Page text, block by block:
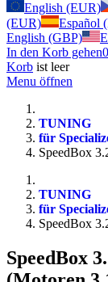
English (EUR)
(EUR)
Español
English (GBP)
In den Korb gehen0
Korb ist leer
Menu öffnen
TUNING
für
SpeedBox
TUNING
für
SpeedBox
SpeedBox